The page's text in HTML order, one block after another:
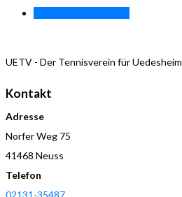
UETV - Der Tennisverein für Uedesheim
Kontakt
Adresse
Norfer Weg 75
41468 Neuss
Telefon
02131-35487